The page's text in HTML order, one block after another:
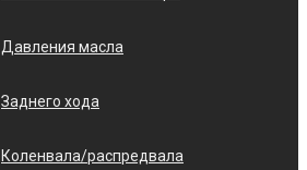
Давления масла
Заднего хода
Коленвала/распредвала